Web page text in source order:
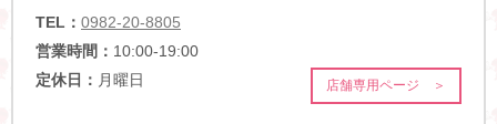
TEL： 0982-20-8805
営業時間： 10:00-19:00
定休日： 月曜日 店舗専用ページ ＞